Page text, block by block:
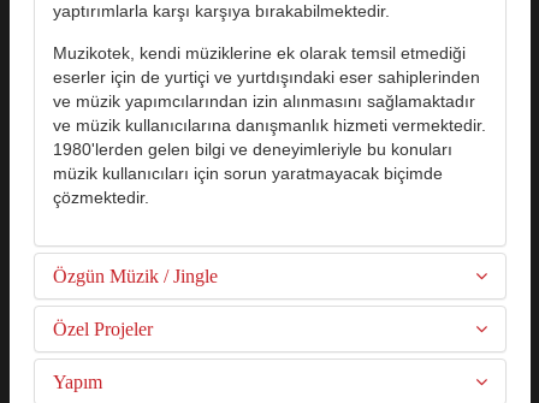
yaptırımlarla karşı karşıya bırakabilmektedir.
Muzikotek, kendi müziklerine ek olarak temsil etmediği
eserler için de yurtiçi ve yurtdışındaki eser sahiplerinden
ve müzik yapımcılarından izin alınmasını sağlamaktadır
ve müzik kullanıcılarına danışmanlık hizmeti vermektedir.
1980'lerden gelen bilgi ve deneyimleriyle bu konuları
müzik kullanıcıları için sorun yaratmayacak biçimde
çözmektedir.
Özgün Müzik / Jingle
Özel Projeler
Yapım